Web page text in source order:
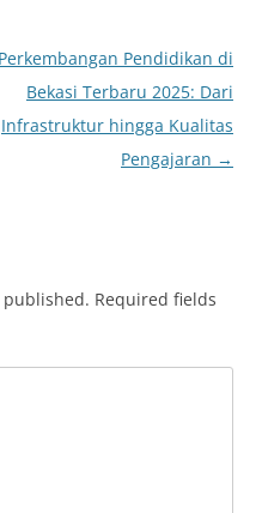
Perkembangan Pendidikan di
Bekasi Terbaru 2025: Dari
Infrastruktur hingga Kualitas
Pengajaran →
Required fields